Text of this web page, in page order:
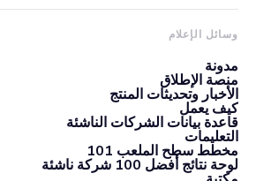
وسائل الإعلام
مدونة
منصة الإطلاق
الأخبار وتحديثات المنتج
كيف يعمل
قاعدة بيانات الشركات الناشئة
التعليمات
مخطط سطح الملعب 101
لوحة نتائج أفضل 100 شركة ناشئة